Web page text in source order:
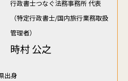
行政書士つなぐ法務事務所 代表
（特定行政書士/国内旅行業務取扱
管理者）
時村 公之
出身